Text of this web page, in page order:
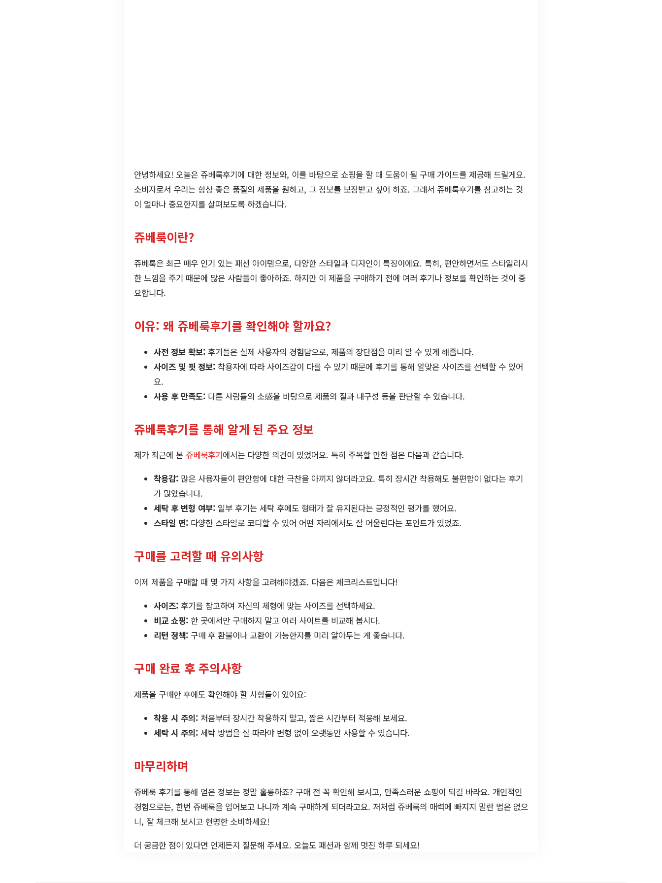
안녕하세요! 오늘은 쥬베룩후기에 대한 정보와, 이를 바탕으로 쇼핑을 할 때 도움이 될 구매 가이드를 제공해 드릴게요.
소비자로서 우리는 항상 좋은 품질의 제품을 원하고, 그 정보를 보장받고 싶어 하죠. 그래서 쥬베룩후기를 참고하는 것
이 얼마나 중요한지를 살펴보도록 하겠습니다.
쥬베룩이란?
쥬베룩은 최근 매우 인기 있는 패션 아이템으로, 다양한 스타일과 디자인이 특징이에요. 특히, 편안하면서도 스타일리시
한 느낌을 주기 때문에 많은 사람들이 좋아하죠. 하지만 이 제품을 구매하기 전에 여러 후기나 정보를 확인하는 것이 중
요합니다.
이유: 왜 쥬베룩후기를 확인해야 할까요?
사전 정보 확보: 후기들은 실제 사용자의 경험담으로, 제품의 장단점을 미리 알 수 있게 해줍니다.
사이즈 및 핏 정보: 착용자에 따라 사이즈감이 다를 수 있기 때문에 후기를 통해 알맞은 사이즈를 선택할 수 있어
요.
사용 후 만족도: 다른 사람들의 소感을 바탕으로 제품의 질과 내구성 등을 판단할 수 있습니다.
쥬베룩후기를 통해 알게 된 주요 정보
제가 최근에 본 쥬베룩후기에서는 다양한 의견이 있었어요. 특히 주목할 만한 점은 다음과 같습니다.
착용감: 많은 사용자들이 편안함에 대한 극찬을 아끼지 않더라고요. 특히 장시간 착용해도 불편함이 없다는 후기
가 많았습니다.
세탁 후 변형 여부: 일부 후기는 세탁 후에도 형태가 잘 유지된다는 긍정적인 평가를 했어요.
스타일 면: 다양한 스타일로 코디할 수 있어 어떤 자리에서도 잘 어울린다는 포인트가 있었죠.
구매를 고려할 때 유의사항
이제 제품을 구매할 때 몇 가지 사항을 고려해야겠죠. 다음은 체크리스트입니다!
사이즈: 후기를 참고하여 자신의 체형에 맞는 사이즈를 선택하세요.
비교 쇼핑: 한 곳에서만 구매하지 말고 여러 사이트를 비교해 봅시다.
리턴 정책: 구매 후 환불이나 교환이 가능한지를 미리 알아두는 게 좋습니다.
구매 완료 후 주의사항
제품을 구매한 후에도 확인해야 할 사항들이 있어요:
착용 시 주의: 처음부터 장시간 착용하지 말고, 짧은 시간부터 적응해 보세요.
세탁 시 주의: 세탁 방법을 잘 따라야 변형 없이 오랫동안 사용할 수 있습니다.
마무리하며
쥬베룩 후기를 통해 얻은 정보는 정말 훌륭하죠? 구매 전 꼭 확인해 보시고, 만족스러운 쇼핑이 되길 바라요. 개인적인
경험으로는, 한번 쥬베룩을 입어보고 나니까 계속 구매하게 되더라고요. 저처럼 쥬베룩의 매력에 빠지지 말란 법은 없으
니, 잘 체크해 보시고 현명한 소비하세요!
더 궁금한 점이 있다면 언제든지 질문해 주세요. 오늘도 패션과 함께 멋진 하루 되세요!